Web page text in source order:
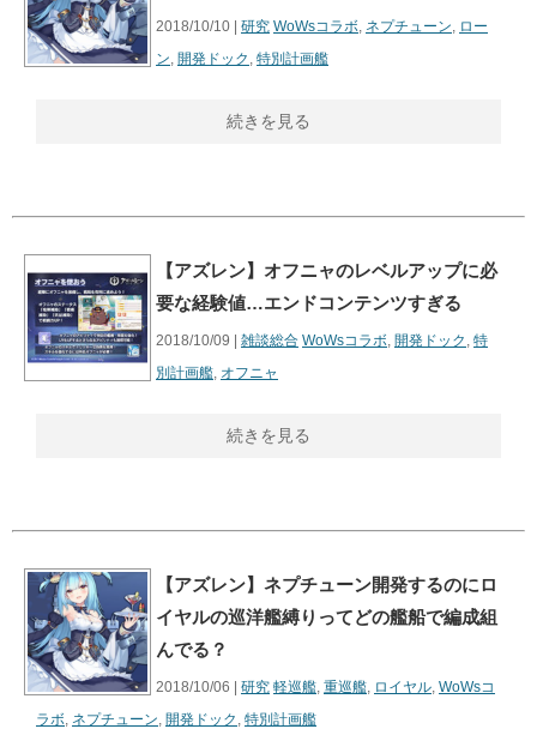
2018/10/10 | 研究 WoWsコラボ, ネプチューン, ロー
ン, 開発ドック , 特別計画艦
続きを見る
【アズレン】オフニャのレベルアップに必
要な経験値…エンドコンテンツすぎる
2018/10/09 | 雑談総合 WoWsコラボ, 開発ドック , 特
別計画艦, オフニャ
続きを見る
【アズレン】ネプチューン開発するのにロ
イヤルの巡洋艦縛りってどの艦船で編成組
んでる？
2018/10/06 | 研究 軽巡艦, 重巡艦, ロイヤル, WoWsコ
ラボ, ネプチューン, 開発ドック , 特別計画艦